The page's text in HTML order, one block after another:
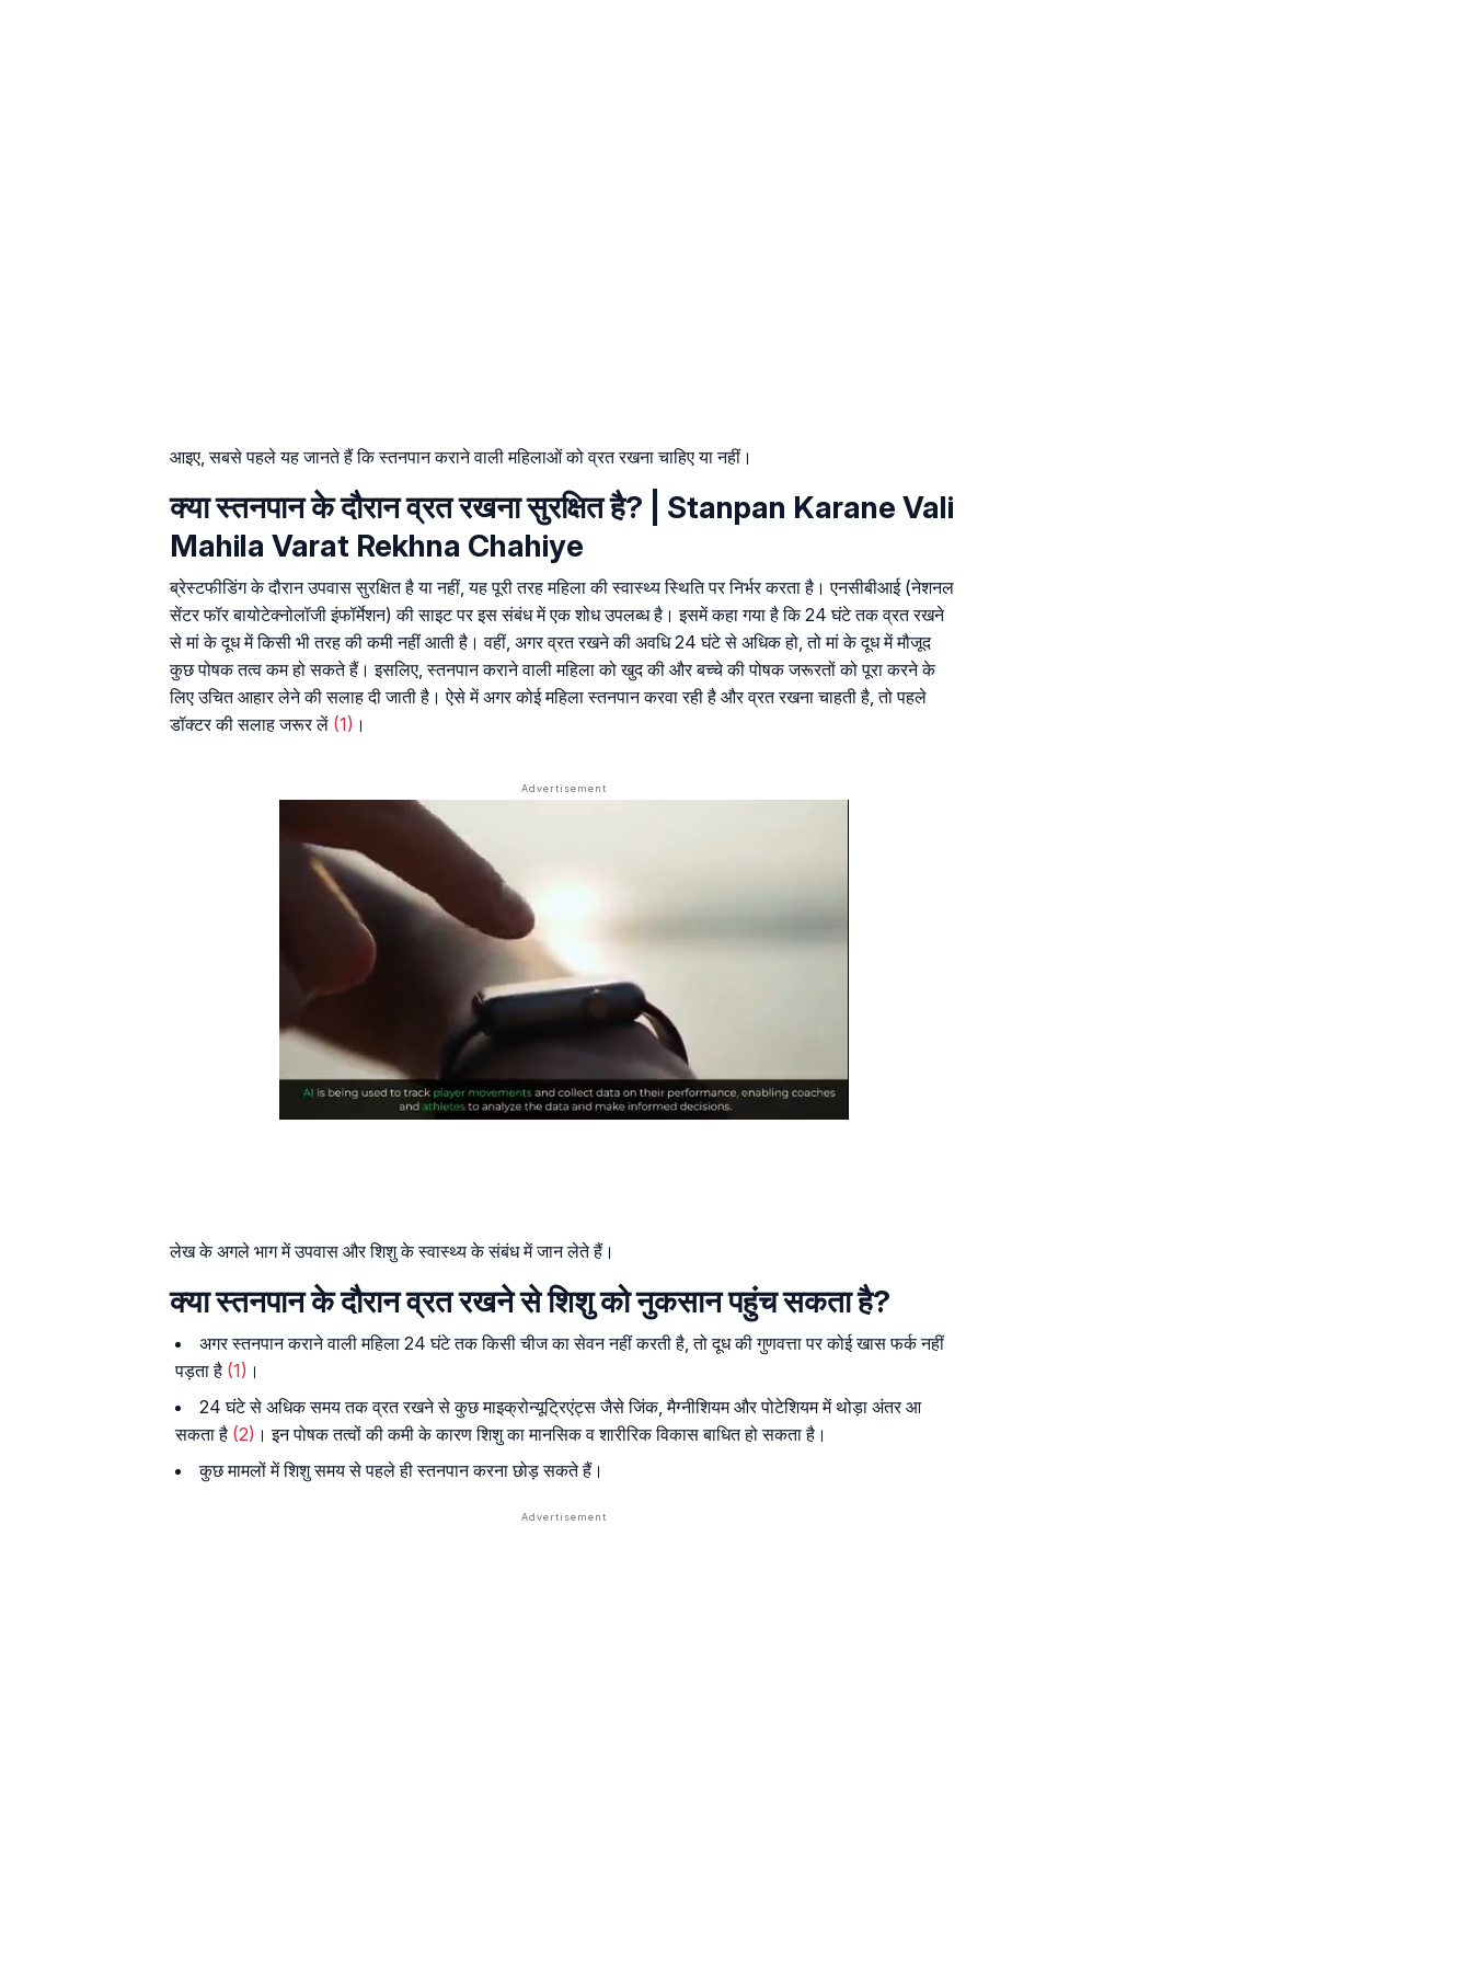
आइए, सबसे पहले यह जानते हैं कि स्तनपान कराने वाली महिलाओं को व्रत रखना चाहिए या नहीं।
क्या स्तनपान के दौरान व्रत रखना सुरक्षित है? | Stanpan Karane Vali
Mahila Varat Rekhna Chahiye
ब्रेस्टफीडिंग के दौरान उपवास सुरक्षित है या नहीं, यह पूरी तरह महिला की स्वास्थ्य स्थिति पर निर्भर करता है। एनसीबीआई (नेशनल
सेंटर फॉर बायोटेक्नोलॉजी इंफॉर्मेशन) की साइट पर इस संबंध में एक शोध उपलब्ध है। इसमें कहा गया है कि 24 घंटे तक व्रत रखने
से मां के दूध में किसी भी तरह की कमी नहीं आती है। वहीं, अगर व्रत रखने की अवधि 24 घंटे से अधिक हो, तो मां के दूध में मौजूद
कुछ पोषक तत्व कम हो सकते हैं। इसलिए, स्तनपान कराने वाली महिला को खुद की और बच्चे की पोषक जरूरतों को पूरा करने के
लिए उचित आहार लेने की सलाह दी जाती है। ऐसे में अगर कोई महिला स्तनपान करवा रही है और व्रत रखना चाहती है, तो पहले
डॉक्टर की सलाह जरूर लें (1) ।
लेख के अगले भाग में उपवास और शिशु के स्वास्थ्य के संबंध में जान लेते हैं।
क्या स्तनपान के दौरान व्रत रखने से शिशु को नुकसान पहुंच सकता है?
अगर स्तनपान कराने वाली महिला 24 घंटे तक किसी चीज का सेवन नहीं करती है, तो दूध की गुणवत्ता पर कोई खास फर्क नहीं
पड़ता है (1) ।
24 घंटे से अधिक समय तक व्रत रखने से कुछ माइक्रोन्यूट्रिएंट्स जैसे जिंक, मैग्नीशियम और पोटेशियम में थोड़ा अंतर आ
सकता है (2) । इन पोषक तत्वों की कमी के कारण शिशु का मानसिक व शारीरिक विकास बाधित हो सकता है।
कुछ मामलों में शिशु समय से पहले ही स्तनपान करना छोड़ सकते हैं।